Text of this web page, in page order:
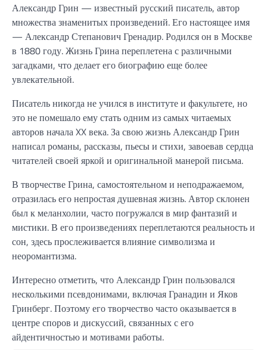
Александр Грин — известный русский писатель, автор
множества знаменитых произведений. Его настоящее имя
— Александр Степанович Гренадир. Родился он в Москве
в 1880 году. Жизнь Грина переплетена с различными
загадками, что делает его биографию еще более
увлекательной.
Писатель никогда не учился в институте и факультете, но
это не помешало ему стать одним из самых читаемых
авторов начала XX века. За свою жизнь Александр Грин
написал романы, рассказы, пьесы и стихи, завоевав сердца
читателей своей яркой и оригинальной манерой письма.
В творчестве Грина, самостоятельном и неподражаемом,
отразилась его непростая душевная жизнь. Автор склонен
был к меланхолии, часто погружался в мир фантазий и
мистики. В его произведениях переплетаются реальность и
сон, здесь прослеживается влияние символизма и
неоромантизма.
Интересно отметить, что Александр Грин пользовался
несколькими псевдонимами, включая Гранадин и Яков
Гринберг. Поэтому его творчество часто оказывается в
центре споров и дискуссий, связанных с его
айдентичностью и мотивами работы.